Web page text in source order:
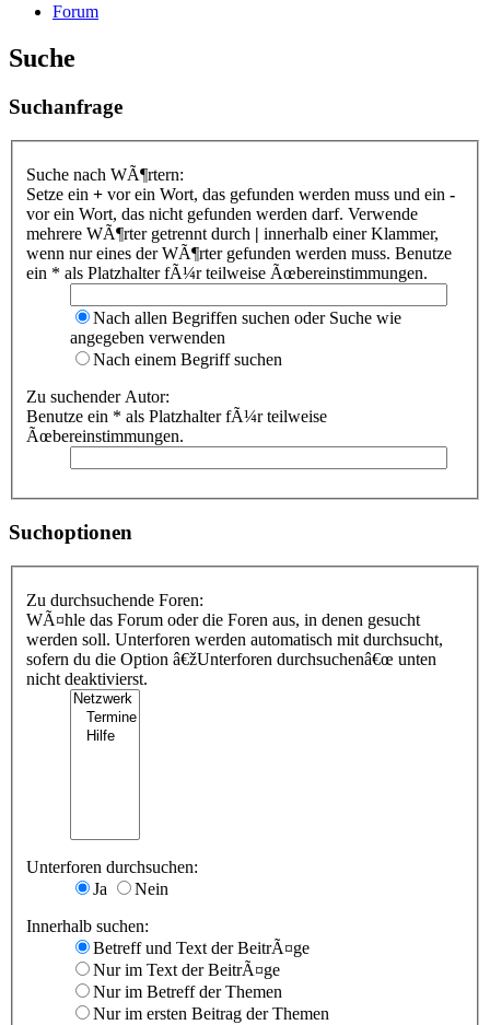
Forum
Suche
Suchanfrage
Suche nach WÃ¶rtern:
Setze ein + vor ein Wort, das gefunden werden muss und ein -
vor ein Wort, das nicht gefunden werden darf. Verwende
mehrere WÃ¶rter getrennt durch | innerhalb einer Klammer,
wenn nur eines der WÃ¶rter gefunden werden muss. Benutze
ein * als Platzhalter fÃ¼r teilweise Ãœbereinstimmungen.
Nach allen Begriffen suchen oder Suche wie
angegeben verwenden
Nach einem Begriff suchen
Zu suchender Autor:
Benutze ein * als Platzhalter fÃ¼r teilweise
Ãœbereinstimmungen.
Suchoptionen
Zu durchsuchende Foren:
WÃ¤hle das Forum oder die Foren aus, in denen gesucht
werden soll. Unterforen werden automatisch mit durchsucht,
sofern du die Option â€žUnterforen durchsuchenâ€œ unten
nicht deaktivierst.
Unterforen durchsuchen:
Ja
Nein
Innerhalb suchen:
Betreff und Text der BeitrÃ¤ge
Nur im Text der BeitrÃ¤ge
Nur im Betreff der Themen
Nur im ersten Beitrag der Themen